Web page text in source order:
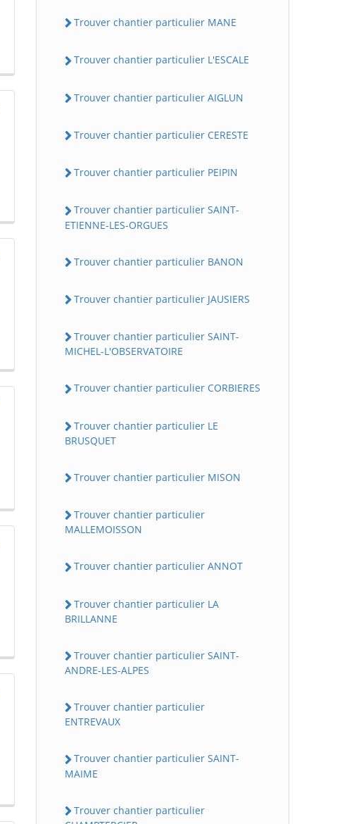
Trouver chantier particulier MANE
Trouver chantier particulier L'ESCALE
Trouver chantier particulier AIGLUN
Trouver chantier particulier CERESTE
Trouver chantier particulier PEIPIN
Trouver chantier particulier SAINT-
ETIENNE-LES-ORGUES
Trouver chantier particulier BANON
Trouver chantier particulier JAUSIERS
Trouver chantier particulier SAINT-
MICHEL-L'OBSERVATOIRE
Trouver chantier particulier CORBIERES
Trouver chantier particulier LE
BRUSQUET
Trouver chantier particulier MISON
Trouver chantier particulier
MALLEMOISSON
Trouver chantier particulier ANNOT
Trouver chantier particulier LA
BRILLANNE
Trouver chantier particulier SAINT-
ANDRE-LES-ALPES
Trouver chantier particulier
ENTREVAUX
Trouver chantier particulier SAINT-
MAIME
Trouver chantier particulier